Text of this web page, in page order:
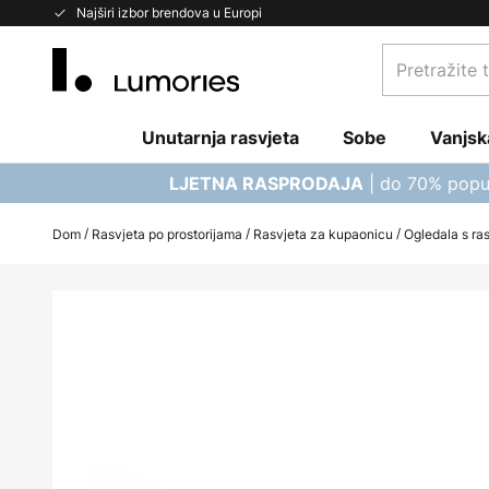
Najširi izbor brendova u Europi
Skip
Pretražite
trgovinu...
Unutarnja rasvjeta Sobe
LJETNA RASPRODAJA | do 70%
Dom Rasvjeta po prostorijama Rasvjeta za kupaonicu Ogledala s